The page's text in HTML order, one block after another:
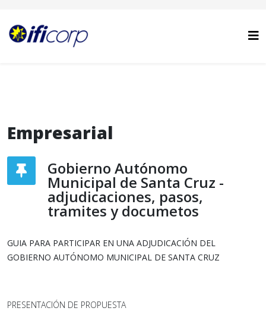
Empresarial
Gobierno Autónomo
Municipal de Santa Cruz -
adjudicaciones, pasos,
tramites y documetos
GUIA PARA PARTICIPAR EN UNA ADJUDICACIÓN DEL
GOBIERNO AUTÓNOMO MUNICIPAL DE SANTA CRUZ
PRESENTACIÓN DE PROPUESTA